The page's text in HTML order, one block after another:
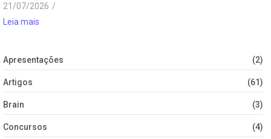
21/07/2026 /
Leia mais
Apresentações (2)
Artigos (61)
Brain (3)
Concursos (4)